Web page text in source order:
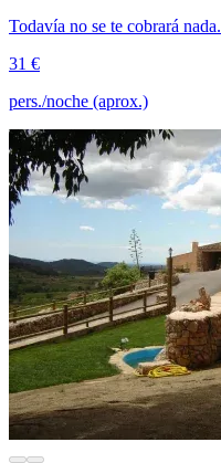
Todavía no se te cobrará nada.
31 €
pers./noche (aprox.)